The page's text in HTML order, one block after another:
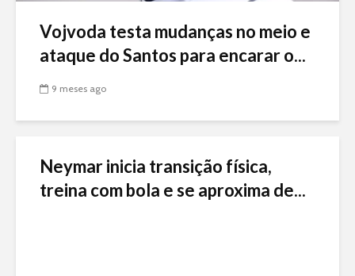
Vojvoda testa mudanças no meio e
ataque do Santos para encarar o...
9 meses ago
Neymar inicia transição física,
treina com bola e se aproxima de...